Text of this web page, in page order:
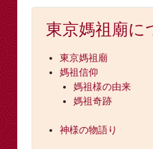
東京媽祖廟に
東京媽祖廟
媽祖信仰
媽祖様の由来
媽祖奇跡
神様の物語り